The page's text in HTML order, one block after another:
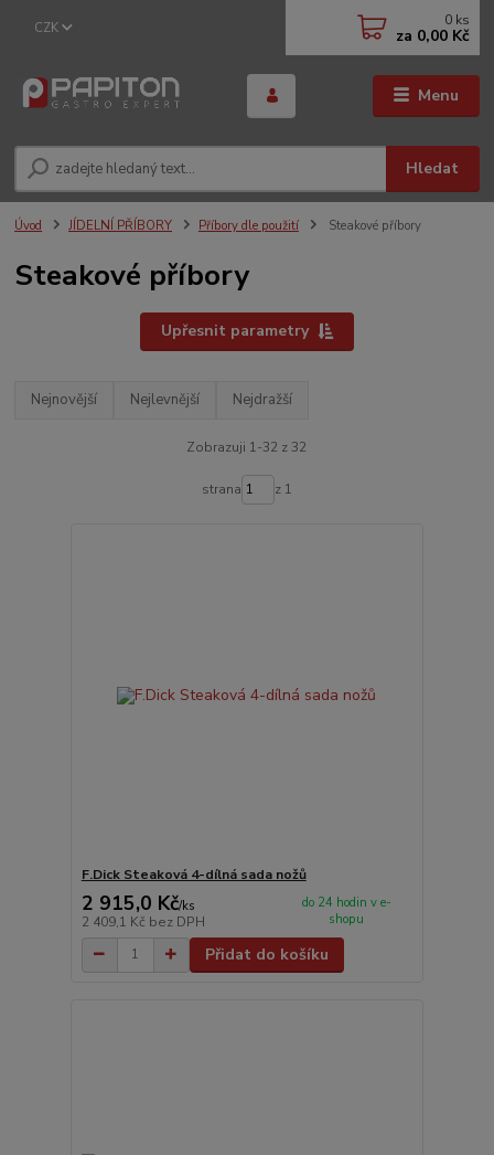
Menu
CZK
Hledat
0 ks
za 0,00 Kč
Úvod JÍDELNÍ PŘÍBORY Příbory dle použití Steakové příbory
Steakové příbory
Upřesnit parametry
Nejnovější Nejlevnější Nejdražší
Zobrazuji 1-32 z 32
strana z 1
F.Dick Steaková 4-dílná sada nožů
2 915,0 Kč/ks
2 409,1 Kč bez DPH
do 24 hodin v e-
shopu
Přidat do košíku